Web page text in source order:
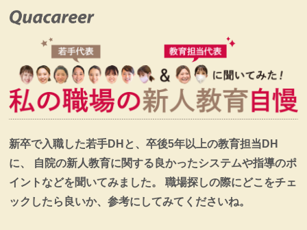
新卒で入職した若手DHと、卒後5年以上の教育担当DH
に、
イントなどを聞いてみました。
職場探しの際にどこをチェ
ックしたら良いか、参考にしてみてくださいね。